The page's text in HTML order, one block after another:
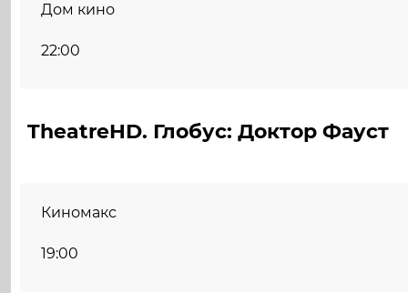
Дом кино
22:00
TheatreHD. Глобус: Доктор Фауст
Киномакс
19:00